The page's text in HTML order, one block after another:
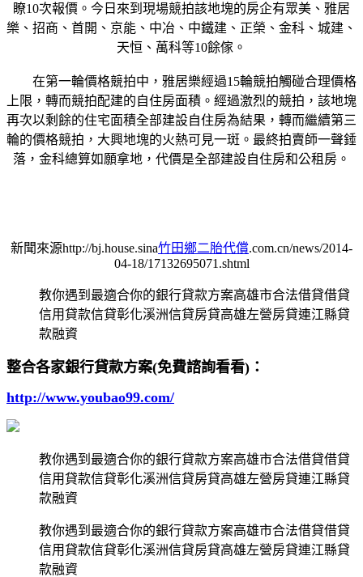
瞭10次報價。今日來到現場競拍該地塊的房企有眾美、雅居
樂、招商、首開、京能、中冶、中鐵建、正榮、金科、城建、
天恒、萬科等10餘傢。
在第一輪價格競拍中，雅居樂經過15輪競拍觸碰合理價格
上限，轉而競拍配建的自住房面積。經過激烈的競拍，該地塊
再次以剩餘的住宅面積全部建設自住房為結果，轉而繼續第三
輪的價格競拍，大興地塊的火熱可見一斑。最終拍賣師一聲錘
落，金科總算如願拿地，代價是全部建設自住房和公租房。
新聞來源http://bj.house.sina竹田鄉二胎代償.com.cn/news/2014-
04-18/17132695071.shtml
教你遇到最適合你的銀行貸款方案高雄市合法借貸借貸
信用貸款信貸彰化溪洲信貸房貸高雄左營房貸連江縣貸
款融資
整合各家銀行貸款方案(免費諮詢看看)：
http://www.youbao99.com/
教你遇到最適合你的銀行貸款方案高雄市合法借貸借貸
信用貸款信貸彰化溪洲信貸房貸高雄左營房貸連江縣貸
款融資
教你遇到最適合你的銀行貸款方案高雄市合法借貸借貸
信用貸款信貸彰化溪洲信貸房貸高雄左營房貸連江縣貸
款融資